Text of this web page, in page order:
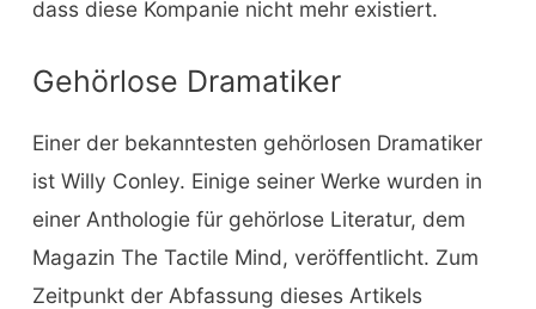
dass diese Kompanie nicht mehr existiert.
Gehörlose Dramatiker
Einer der bekanntesten gehörlosen Dramatiker
ist Willy Conley. Einige seiner Werke wurden in
einer Anthologie für gehörlose Literatur, dem
Magazin The Tactile Mind, veröffentlicht. Zum
Zeitpunkt der Abfassung dieses Artikels